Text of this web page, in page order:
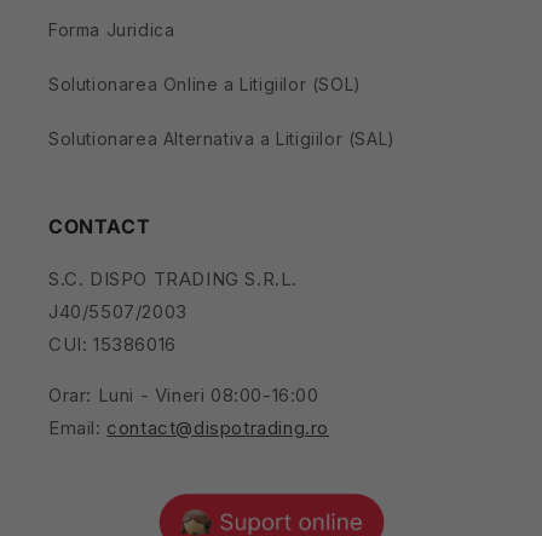
Forma Juridica
Solutionarea Online a Litigiilor (SOL)
Solutionarea Alternativa a Litigiilor (SAL)
CONTACT
S.C. DISPO TRADING S.R.L.
J40/5507/2003
CUI: 15386016
Orar: Luni - Vineri 08:00-16:00
Email: contact@dispotrading.ro